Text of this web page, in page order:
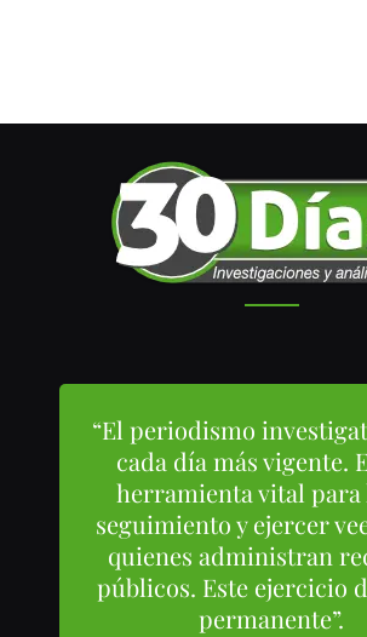
“El periodismo
cada día más vigente.
herramienta vital para
seguimiento y ejercer
quienes administran
públicos. Este ejercicio
permanente”.